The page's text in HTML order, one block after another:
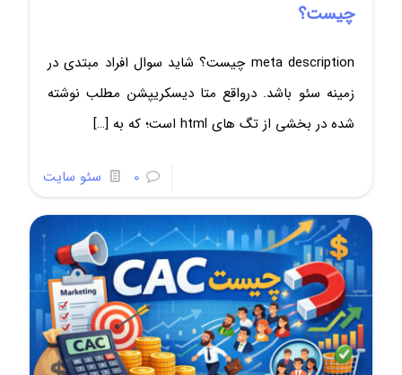
چیست؟
meta description چیست؟ شاید سوال افراد مبتدی در
زمینه سئو باشد. درواقع متا دیسکریپشن مطلب نوشته
شده در بخشی از تگ های html است؛ که به
[…]
0 سئو سایت